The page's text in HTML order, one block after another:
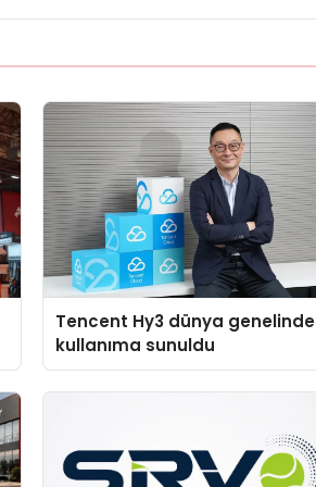
Tencent Hy3 dünya genelinde
kullanıma sunuldu